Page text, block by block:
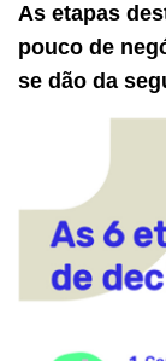
As etapas
pouco de
se dão da